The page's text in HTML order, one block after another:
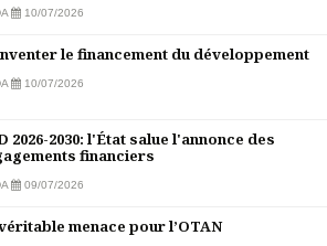
10/07/2026
le financement du développement
10/07/2026
2026-2030: l'État salue l'annonce des
financiers
09/07/2026
menace pour l’OTAN